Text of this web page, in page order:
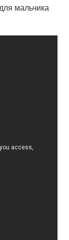
мальчика